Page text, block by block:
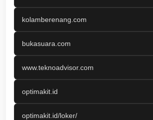
kolamberenang.com
bukasuara.com
www.teknoadvisor.com
optimakit.id
optimakit.id/loker/